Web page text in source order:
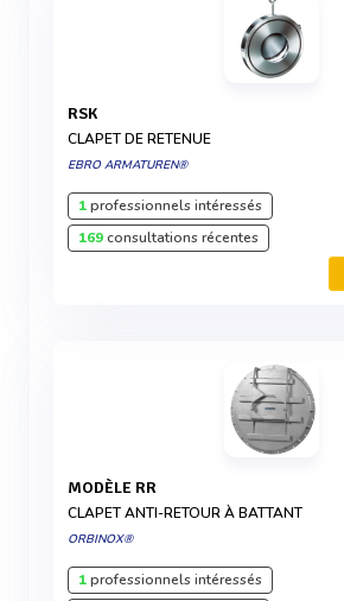
RSK
CLAPET DE RETENUE
EBRO ARMATUREN®
1professionnels intéressés
169consultations récentes
MODÈLE RR
CLAPET ANTI-RETOUR À BATTANT
ORBINOX®
1professionnels intéressés